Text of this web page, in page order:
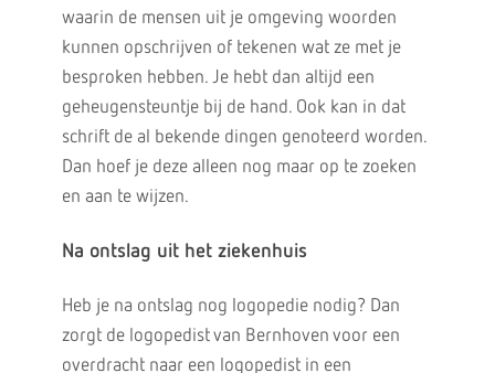
waarin de mensen uit je omgeving woorden
kunnen opschrijven of tekenen wat ze met je
besproken hebben. Je hebt dan altijd een
geheugensteuntje bij de hand. Ook kan in dat
schrift de al bekende dingen genoteerd worden.
Dan hoef je deze alleen nog maar op te zoeken
en aan te wijzen.
Na ontslag uit het ziekenhuis
Heb je na ontslag nog logopedie nodig? Dan
zorgt de logopedist van Bernhoven voor een
overdracht naar een logopedist in een